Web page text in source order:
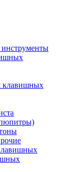
клавишных